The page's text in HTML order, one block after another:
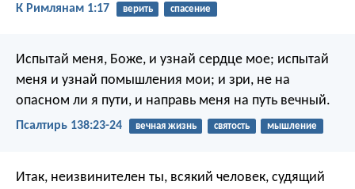
К Римлянам 1:17 верить спасение
Испытай меня, Боже, и узнай сердце мое; испытай
меня и узнай помышления мои; и зри, не на
опасном ли я пути, и направь меня на путь вечный.
Псалтирь 138:23-24 вечная жизнь святость мышление
Итак, неизвинителен ты, всякий человек, судящий